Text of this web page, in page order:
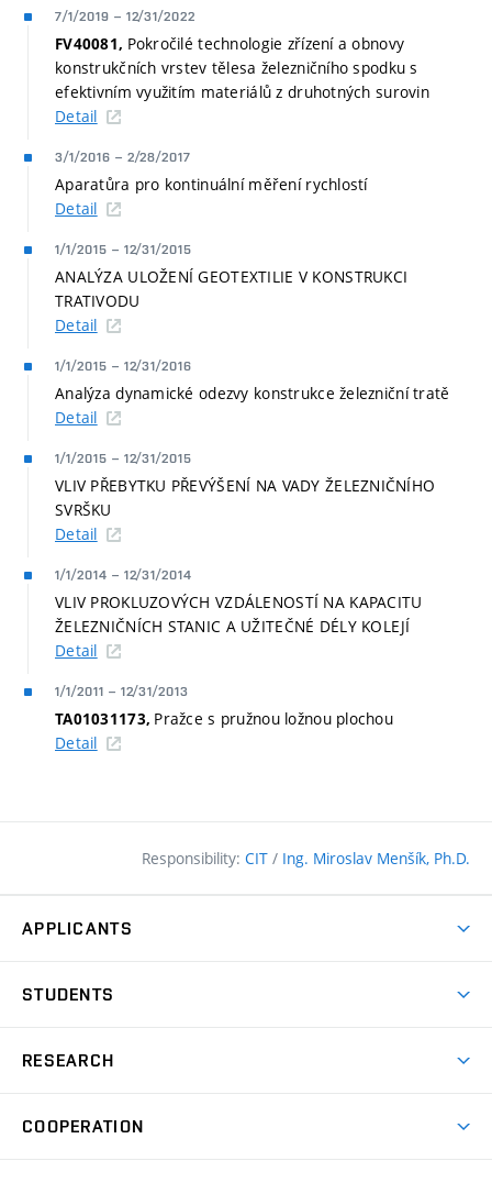
7/1/2019 – 12/31/2022
FV40081, Pokročilé technologie zřízení a obnovy
konstrukčních vrstev tělesa železničního spodku s
efektivním využitím materiálů z druhotných surovin
Detail
3/1/2016 – 2/28/2017
Aparatůra pro kontinuální měření rychlostí
Detail
1/1/2015 – 12/31/2015
ANALÝZA ULOŽENÍ GEOTEXTILIE V KONSTRUKCI
TRATIVODU
Detail
1/1/2015 – 12/31/2016
Analýza dynamické odezvy konstrukce železniční tratě
Detail
1/1/2015 – 12/31/2015
VLIV PŘEBYTKU PŘEVÝŠENÍ NA VADY ŽELEZNIČNÍHO
SVRŠKU
Detail
1/1/2014 – 12/31/2014
VLIV PROKLUZOVÝCH VZDÁLENOSTÍ NA KAPACITU
ŽELEZNIČNÍCH STANIC A UŽITEČNÉ DÉLY KOLEJÍ
Detail
1/1/2011 – 12/31/2013
TA01031173, Pražce s pružnou ložnou plochou
Detail
Responsibility: CIT / Ing. Miroslav Menšík, Ph.D.
APPLICANTS
Programmes in English
E–application (external
STUDENTS
Courses
RESEARCH
COOPERATION